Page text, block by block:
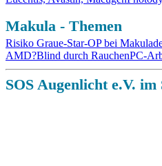
Makula - Themen
Risiko Graue-Star-OP bei
AMD?Blind durch RauchenPC-
SOS Augenlicht e.V. im